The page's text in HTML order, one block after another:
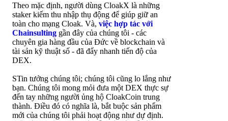
Theo mặc định, người dùng CloakX là những
staker kiếm thu nhập thụ động để giúp giữ an
toàn cho mạng Cloak. Và, việc hợp tác với
Chainsulting gần đây của chúng tôi - các
chuyên gia hàng đầu của Đức về blockchain và
tài sản kỹ thuật số - đã đẩy nhanh tiến độ của
DEX.
STin tưởng chúng tôi; chúng tôi cũng lo lắng như
bạn. Chúng tôi mong mỏi đưa một DEX thực sự
đến tay những người ủng hộ CloakCoin trung
thành. Điều đó có nghĩa là, bắt buộc sản phẩm
mới của chúng tôi phải hoạt động như dự định.